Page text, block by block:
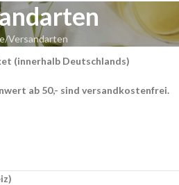
Versandarten
(innerhalb Deutschlands)
ab 50,- sind versandkostenfrei.